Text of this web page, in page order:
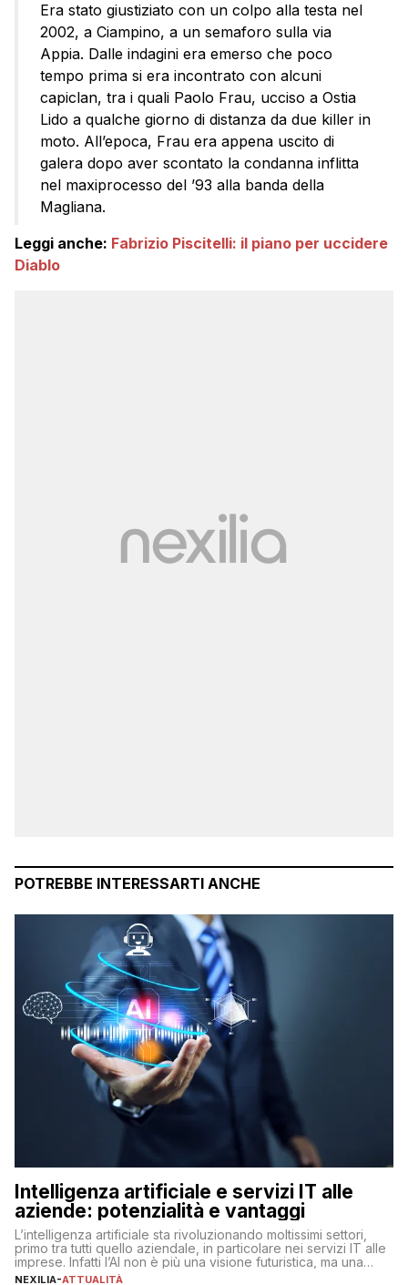
Era stato giustiziato con un colpo alla testa nel
2002, a Ciampino, a un semaforo sulla via
Appia. Dalle indagini era emerso che poco
tempo prima si era incontrato con alcuni
capiclan, tra i quali Paolo Frau, ucciso a Ostia
Lido a qualche giorno di distanza da due killer in
moto. All’epoca, Frau era appena uscito di
galera dopo aver scontato la condanna inflitta
nel maxiprocesso del ’93 alla banda della
Magliana.
Leggi anche: Fabrizio Piscitelli: il piano per uccidere
Diablo
POTREBBE INTERESSARTI ANCHE
Intelligenza artificiale e servizi IT alle
aziende: potenzialità e vantaggi
L’intelligenza artificiale sta rivoluzionando moltissimi settori,
primo tra tutti quello aziendale, in particolare nei servizi IT alle
imprese. Infatti l’AI non è più una visione futuristica, ma una
realtà operativa che sta portando a un cambio significativo in
NEXILIA-ATTUALITÀ